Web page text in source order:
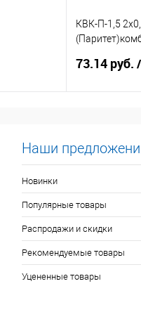
КВК-П-1,5
73.14 руб.
Наши
Новинки
Популярные товары
Распродажи и скидки
Рекомендуемые товары
Уцененные товары